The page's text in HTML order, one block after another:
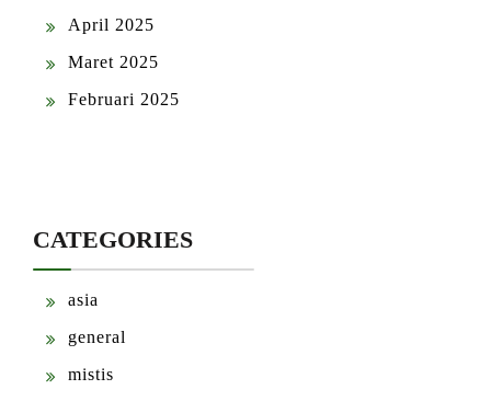
April 2025
Maret 2025
Februari 2025
CATEGORIES
asia
general
mistis